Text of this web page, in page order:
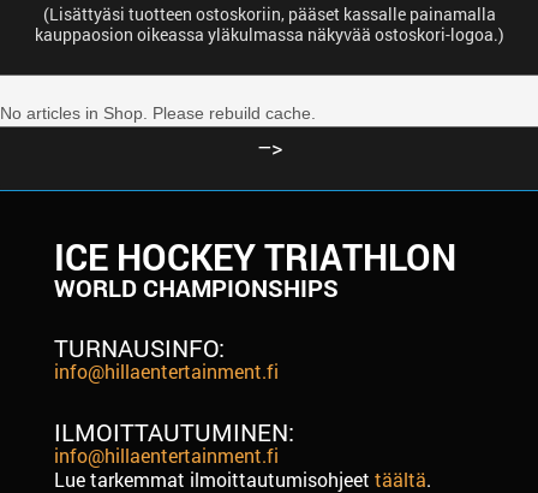
(Lisättyäsi tuotteen ostoskoriin, pääset kassalle painamalla
kauppaosion oikeassa yläkulmassa näkyvää ostoskori-logoa.)
No articles in Shop. Please rebuild cache.
–>
ICE HOCKEY TRIATHLON
WORLD CHAMPIONSHIPS
TURNAUSINFO:
info@hillaentertainment.fi
ILMOITTAUTUMINEN:
info@hillaentertainment.fi
Lue tarkemmat ilmoittautumisohjeet täältä.